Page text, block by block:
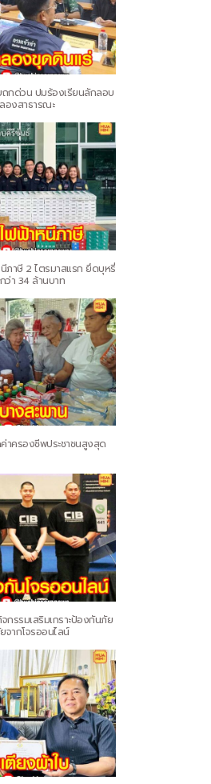
ถกด่วน ปมร้องเรียนลักลอบ
งสาธารณะ
ภาษี 2 ไตรมาสแรก ยึดบุหรี่
ว่า 34 ล้านบาท
าครองชีพประชาชนสูงสุด
กรรมเสริมเกราะป้องกันภัย
ากโจรออนไลน์